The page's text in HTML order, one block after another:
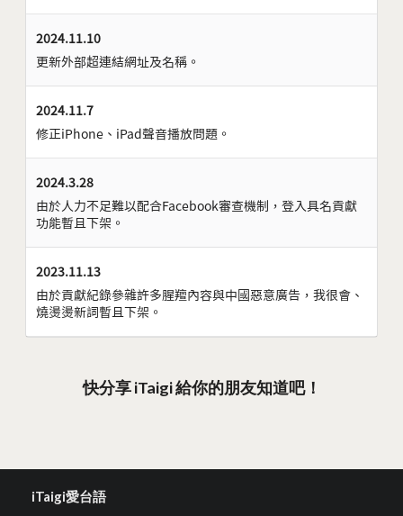
2024.11.10
更新外部超連結網址及名稱。
2024.11.7
修正iPhone、iPad聲音播放問題。
2024.3.28
由於人力不足難以配合Facebook審查機制，登入具名貢獻
功能暫且下架。
2023.11.13
由於貢獻紀錄參雜許多腥羶內容與中國惡意廣告，我很會、
燒燙燙新詞暫且下架。
快分享 iTaigi 給你的朋友知道吧！
iTaigi愛台語